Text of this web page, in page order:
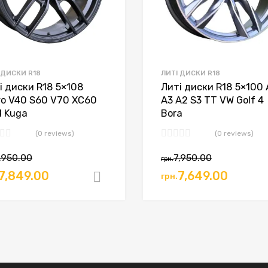
R18
диски R18 5×108
V40 S60 V70 XC60
Kuga
(0 reviews)
Поточна
Додати в кошик
ЛИТІ ДИСКИ R18
Литі диски R18 5×100
A3 A2 S3 TT VW Golf 4
Bora
(0 reviews)
грн.7,950.00
Оригінальна
грн.7,649.00